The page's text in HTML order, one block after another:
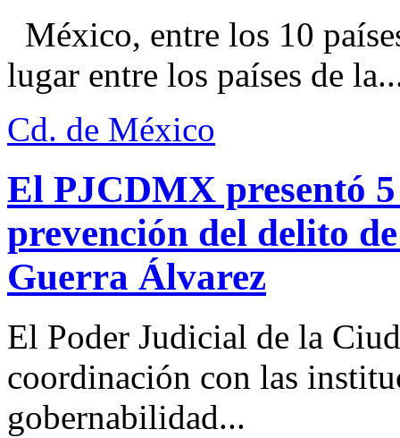
México, entre los 10
lugar entre los países de
Cd. de México
El PJCDMX presentó
prevención del delito
Guerra Álvarez
El Poder Judicial de la
coordinación con las
gobernabilidad...